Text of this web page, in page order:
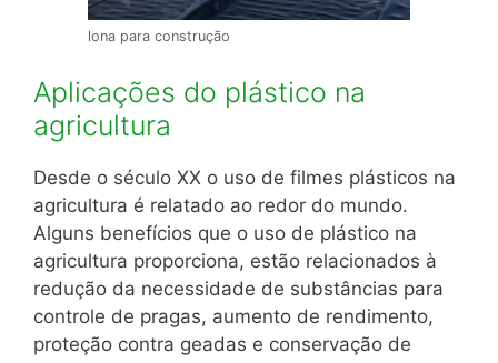
lona para construção
Aplicações do plástico na
agricultura
Desde o século XX o uso de filmes plásticos na
agricultura é relatado ao redor do mundo.
Alguns benefícios que o uso de plástico na
agricultura proporciona, estão relacionados à
redução da necessidade de substâncias para
controle de pragas, aumento de rendimento,
proteção contra geadas e conservação de